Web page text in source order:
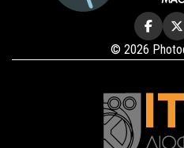
© 2026